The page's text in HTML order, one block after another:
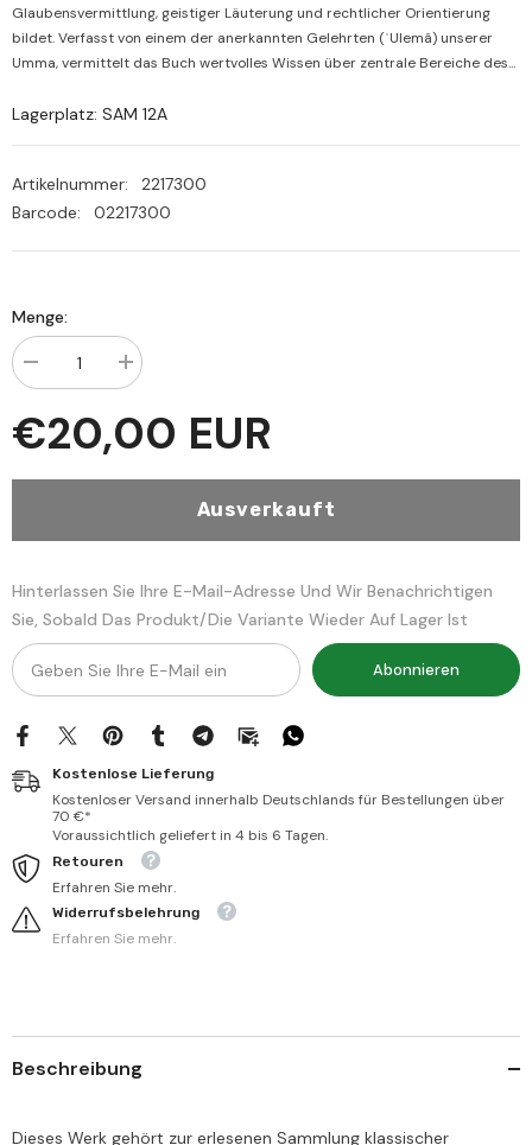
Glaubensvermittlung, geistiger Läuterung und rechtlicher Orientierung
bildet. Verfasst von einem der anerkannten Gelehrten (ʿUlemâ) unserer
Umma, vermittelt das Buch wertvolles Wissen über zentrale Bereiche des...
Lagerplatz: SAM 12A
Artikelnummer:
2217300
Barcode:
02217300
Menge:
verringern
Menhecün
nakd
ulumil
علوم
الحديث
Menge
erhöhen
Menhecün
nakd
ulumil
علوم
الحديث
€20,00 EUR
Ausverkauft
Hinterlassen Sie Ihre E-Mail-Adresse Und Wir Benachrichtigen
Sie, Sobald Das Produkt/die Variante Wieder Auf Lager Ist
Abonnieren
Kostenlose Lieferung
Kostenloser Versand innerhalb Deutschlands für Bestellungen über
70 €*
Voraussichtlich geliefert in 4 bis 6 Tagen.
Retouren
Erfahren Sie mehr.
Widerrufsbelehrung
Erfahren Sie mehr.
Beschreibung
Dieses Werk gehört zur erlesenen Sammlung klassischer